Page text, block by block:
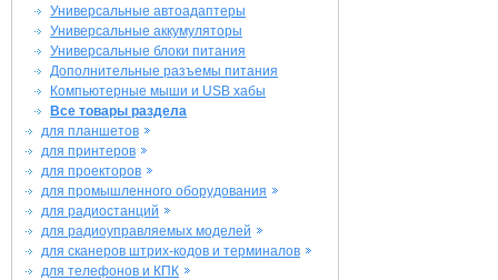
Универсальные автоадаптеры
Универсальные аккумуляторы
Универсальные блоки питания
Дополнительные разъемы питания
Компьютерные мыши и USB хабы
Все товары раздела
для планшетов
для принтеров
для проекторов
для промышленного оборудования
для радиостанций
для радиоуправляемых моделей
для сканеров штрих-кодов и терминалов
для телефонов и КПК